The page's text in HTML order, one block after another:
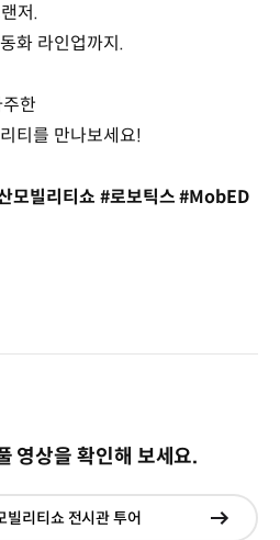
저.
화 라인업까지.
한
티를 만나보세요!
모빌리티쇼 #로보틱스 #MobED
영상을 확인해 보세요.
리티쇼 전시관 투어
현재